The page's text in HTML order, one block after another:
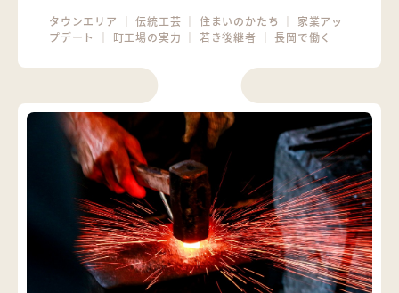
タウンエリア ｜伝統工芸 住まいのかたち
家業アッ
プデート
町工場の実力 若き後継者 ｜長岡で働く